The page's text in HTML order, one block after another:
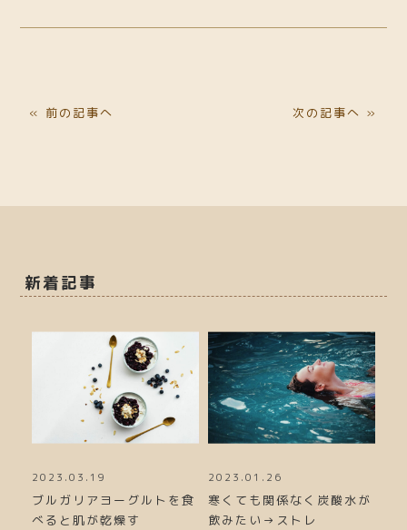
« 前の記事へ 次の記事へ »
新着記事
2023.03.19
ブルガリアヨーグルトを食
べると肌が乾燥す
2023.01.26
寒くても関係なく炭酸水が
飲みたい→ストレ